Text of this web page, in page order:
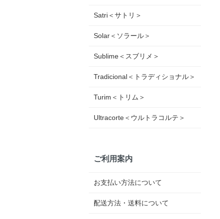
Satri＜サトリ＞
Solar＜ソラール＞
Sublime＜スブリメ＞
Tradicional＜トラディショナル＞
Turim＜トリム＞
Ultracorte＜ウルトラコルテ＞
ご利用案内
お支払い方法について
配送方法・送料について